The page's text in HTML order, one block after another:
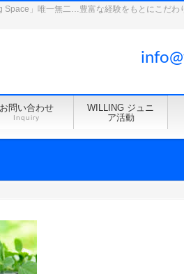
」唯一無二…豊富な経験をもとにこだわ
お問い合わせ
Inquiry
WILLING ジュニ
ア活動